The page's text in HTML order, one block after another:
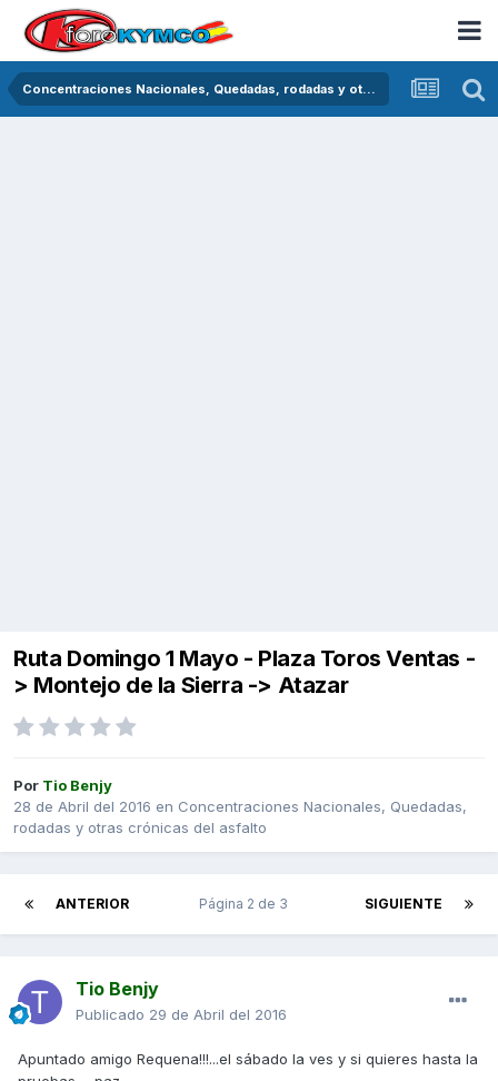
Concentraciones Nacionales, Quedadas, rodadas y otras crónicas del asfalto
Ruta Domingo 1 Mayo - Plaza Toros Ventas -
> Montejo de la Sierra -> Atazar
Por Tio Benjy
28 de Abril del 2016 en Concentraciones Nacionales, Quedadas,
rodadas y otras crónicas del asfalto
ANTERIOR SIGUIENTE
Página 2 de 3
Tio Benjy
Publicado 29 de Abril del 2016
Apuntado amigo Requena!!!...el sábado la ves y si quieres hasta la